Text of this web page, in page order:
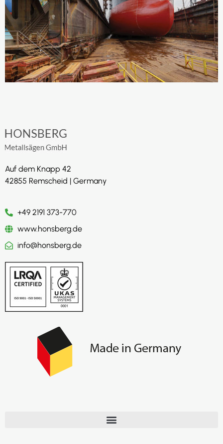
Auf dem Knapp 42
42855 Remscheid | Germany
+49 2191 373-770
www.honsberg.de
info@honsberg.de